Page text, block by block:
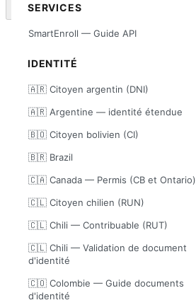
SERVICES
SmartEnroll — Guide API
IDENTITÉ
🇦🇷 Citoyen argentin (DNI)
🇦🇷 Argentine — identité étendue
🇧🇴 Citoyen bolivien (CI)
🇧🇷 Brazil
🇨🇦 Canada — Permis (CB et Ontario)
🇨🇱 Citoyen chilien (RUN)
🇨🇱 Chili — Contribuable (RUT)
🇨🇱 Chili — Validation de document
d'identité
🇨🇴 Colombie — Guide documents
d'identité